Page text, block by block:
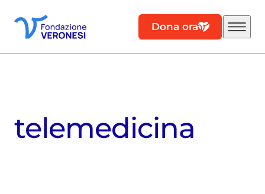
Dona ora
telemedicina